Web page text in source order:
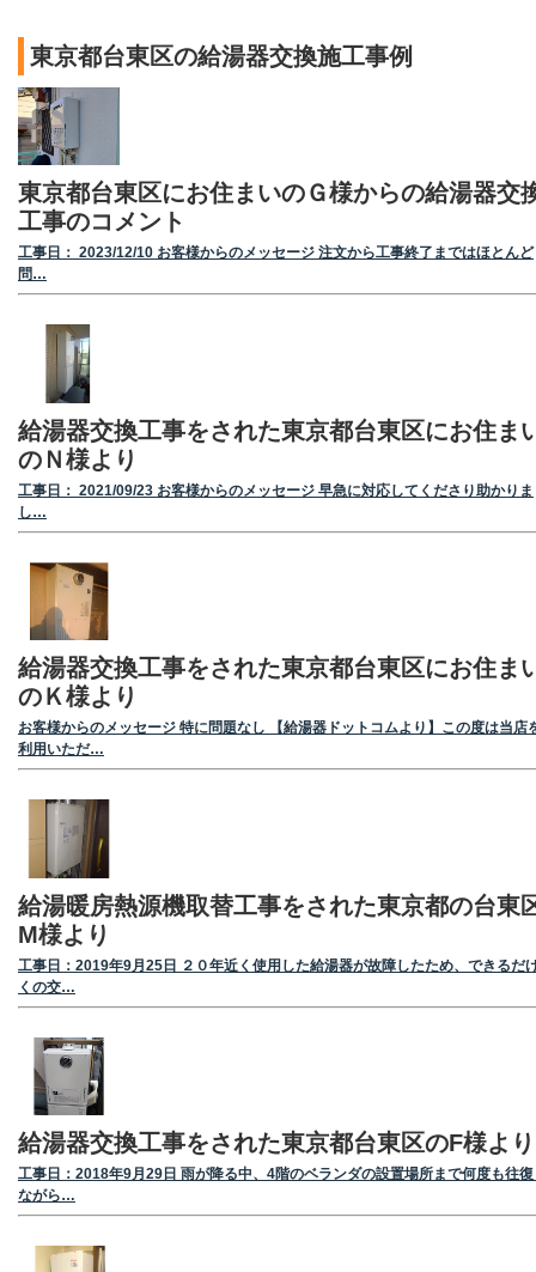
東京都台東区の給湯器交換施工事例
東京都台東区にお住まいのＧ様からの給湯器交
工事のコメント
工事日： 2023/12/10 お客様からのメッセージ 注文から工事終了まではほとんど
問…
給湯器交換工事をされた東京都台東区にお住ま
のＮ様より
工事日： 2021/09/23 お客様からのメッセージ 早急に対応してくださり助かりま
し…
給湯器交換工事をされた東京都台東区にお住ま
のＫ様より
お客様からのメッセージ 特に問題なし 【給湯器ドットコムより】この度は当店
利用いただ…
給湯暖房熱源機取替工事をされた東京都の台東
M様より
工事日：2019年9月25日 ２０年近く使用した給湯器が故障したため、できるだ
くの交…
給湯器交換工事をされた東京都台東区のF様より
工事日：2018年9月29日 雨が降る中、4階のベランダの設置場所まで何度も往
ながら…